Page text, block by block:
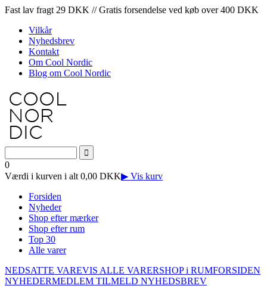
Fast lav fragt 29 DKK // Gratis forsendelse ved køb over 400 DKK
Vilkår
Nyhedsbrev
Kontakt
Om Cool Nordic
Blog om Cool Nordic
0
Værdi i kurven i alt 0,00 DKK▶ Vis kurv
Forsiden
Nyheder
Shop efter mærker
Shop efter rum
Top 30
Alle varer
NEDSATTE VAREVIS ALLE VARERSHOP i RUMFORSIDEN
NYHEDERMEDLEM TILMELD NYHEDSBREV